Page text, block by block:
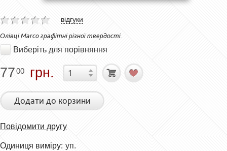
відгуки
Олівці Marco графітні різної твердості.
Виберіть для порівняння
7700 грн.
Додати до корзини
Повідомити другу
Одиниця виміру: уп.